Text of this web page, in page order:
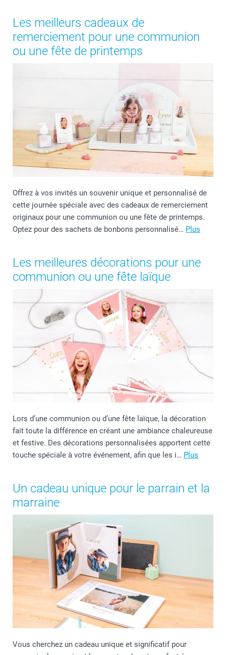
Les meilleurs cadeaux de
remerciement pour une communion
ou une fête de printemps
Offrez à vos invités un souvenir unique et personnalisé de
cette journée spéciale avec des cadeaux de remerciement
originaux pour une communion ou une fête de printemps.
Optez pour des sachets de bonbons personnalisé… Plus
Les meilleures décorations pour une
communion ou une fête laïque
Lors d’une communion ou d’une fête laïque, la décoration
fait toute la différence en créant une ambiance chaleureuse
et festive. Des décorations personnalisées apportent cette
touche spéciale à votre événement, afin que les i… Plus
Un cadeau unique pour le parrain et la
marraine
Vous cherchez un cadeau unique et significatif pour